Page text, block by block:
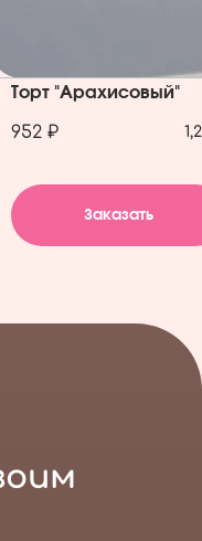
Торт "Арахисовый"
952 ₽
Заказать